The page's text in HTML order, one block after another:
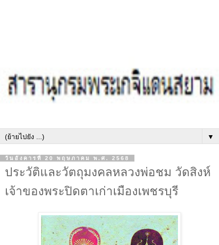
▼
วันอังคารที่ 20 พฤษภาคม พ.ศ. 2568
ประวัติและวัตถุมงคลหลวงพ่อชม วัดสิงห์
เจ้าของพระปิดตาเก่าเมืองเพชรบุรี